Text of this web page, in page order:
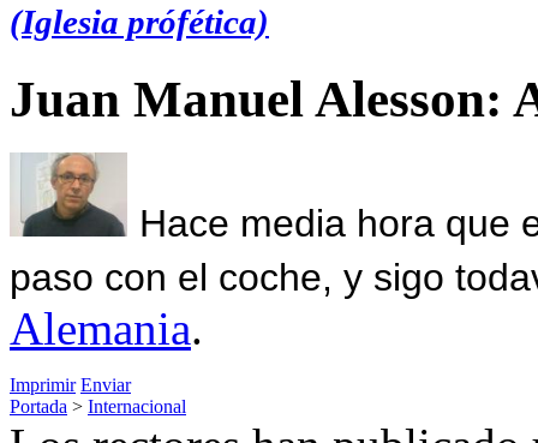
(Iglesia prófética)
Juan Manuel Alesson:
Hace media hora que
paso con el coche, y sigo
Alemania.
Imprimir Enviar
Portada > Internacional